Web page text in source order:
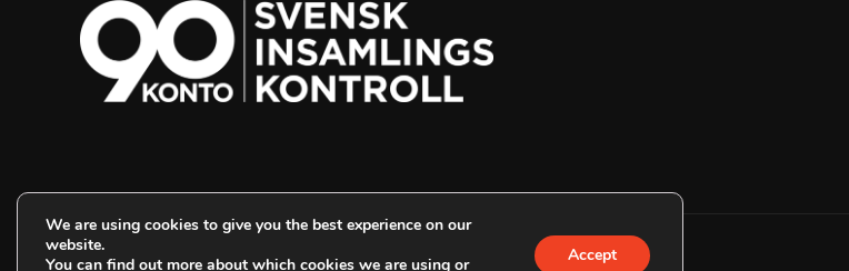
We are using cookies to give you the best experience on our
website.
You can find out more about which cookies we are using or
Accept